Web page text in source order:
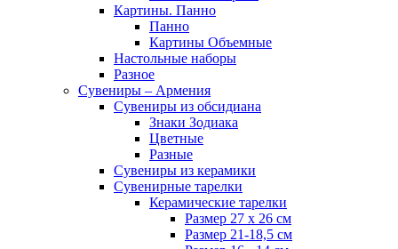
Картины. Панно
Панно
Картины Объемные
Настольные наборы
Разное
Сувениры – Армения
Сувениры из обсидиана
Знаки Зодиака
Цветные
Разные
Сувениры из керамики
Сувенирные тарелки
Керамические тарелки
Размер 27 х 26 см
Размер 21-18,5 см